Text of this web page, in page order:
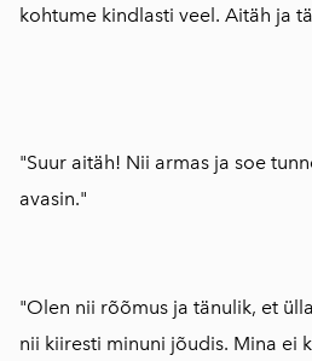
kohtume kindlasti veel. Aitäh ja
"Suur aitäh! Nii armas ja soe
avasin."
"Olen nii rõõmus ja tänulik, et
nii kiiresti minuni jõudis. Mina ei